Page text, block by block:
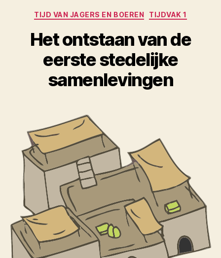
Categorieën
TIJD VAN JAGERS EN BOEREN TIJDVAK 1
Het ontstaan van de
eerste stedelijke
samenlevingen